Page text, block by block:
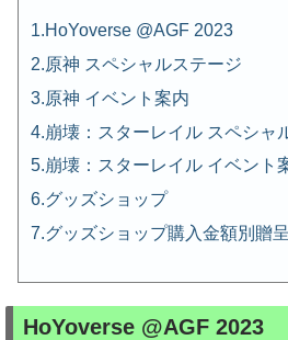
HoYoverse @AGF 2023
原神 スペシャルステージ
原神 イベント案内
崩壊：スターレイル スペシャ
崩壊：スターレイル イベント
グッズショップ
グッズショップ購入金額別贈
HoYoverse @AGF 2023